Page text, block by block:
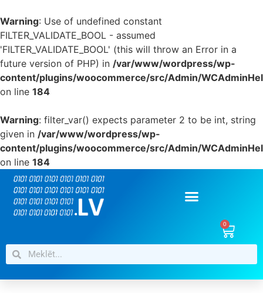
Warning: Use of undefined constant
FILTER_VALIDATE_BOOL - assumed
'FILTER_VALIDATE_BOOL' (this will throw an Error in a
future version of PHP) in /var/www/wordpress/wp-
content/plugins/woocommerce/src/Admin/
on line 184
Warning: filter_var() expects parameter 2 to be int, string
given in /var/www/wordpress/wp-
content/plugins/woocommerce/src/Admin/
on line 184
0